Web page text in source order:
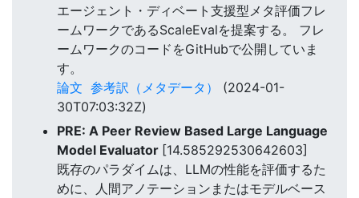
エージェント・ディベート支援型メタ評価フレ
ームワークであるScaleEvalを提案する。 フレ
ームワークのコードをGitHubで公開していま
す。
論文 参考訳（メタデータ）
(2024-01-
30T07:03:32Z)
PRE: A Peer Review Based Large Language
Model Evaluator [14.585292530642603]
既存のパラダイムは、LLMの性能を評価するた
めに、人間アノテーションまたはモデルベース